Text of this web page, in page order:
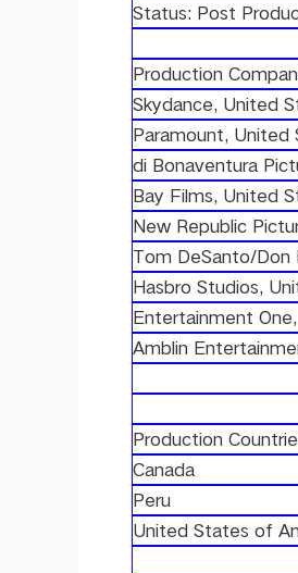
Status: Post
Production
Skydance, United
Paramount,
di Bonaventura
Bay Films, United
New Republic
Tom DeSanto/Don
Hasbro Studios,
Entertainment
Amblin
Production
Canada
Peru
United States of